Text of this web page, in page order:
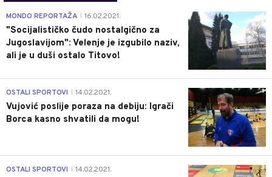
4
MONDO REPORTAŽA 16.02.2021.
"Socijalističko čudo nostalgično za
Jugoslavijom": Velenje je izgubilo naziv,
ali je u duši ostalo Titovo!
1
OSTALI SPORTOVI 14.02.2021.
Vujović poslije poraza na debiju: Igrači
Borca kasno shvatili da mogu!
3
OSTALI SPORTOVI 14.02.2021.